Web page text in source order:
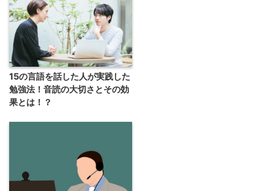
15の言語を話した人が実践した
勉強法！音読の大切さとその効
果とは！？